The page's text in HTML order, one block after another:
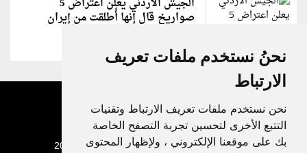
نحنُ نستخدم ملفات تعريف
الارتباط
نحن نستخدم ملفات تعريف الارتباط وتقنيات
التتبع الأخرى لتحسين تجربة التصفح الخاصة
بك على موقعنا الإلكتروني ، ولإظهار المحتوى
صواريخ قال إنها أُطلقت من إيران
جميع الحقوق محفوظة لدنيا الوطن © 2003 - 2022